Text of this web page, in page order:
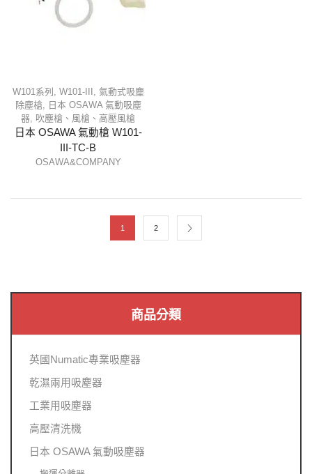
W101系列 , W101-III , 氣動式吸塵
除塵槍, 日本 OSAWA 氣動吸塵
器, 吹塵槍、風槍、高壓風槍
日本 OSAWA 氣動槍 W101-
III-TC-B
OSAWA&COMPANY
1 2
商品分類
英國Numatic專業吸塵器
乾濕兩用吸塵器
工業用吸塵器
高壓清洗機
日本 OSAWA 氣動吸塵器